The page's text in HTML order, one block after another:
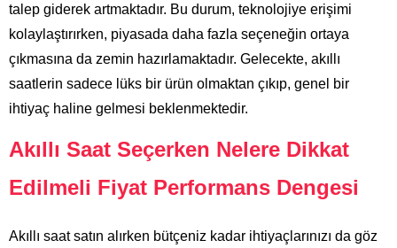
talep giderek artmaktadır. Bu durum, teknolojiye erişimi
kolaylaştırırken, piyasada daha fazla seçeneğin ortaya
çıkmasına da zemin hazırlamaktadır. Gelecekte, akıllı
saatlerin sadece lüks bir ürün olmaktan çıkıp, genel bir
ihtiyaç haline gelmesi beklenmektedir.
Akıllı Saat Seçerken Nelere Dikkat
Edilmeli Fiyat Performans Dengesi
Akıllı saat satın alırken bütçeniz kadar ihtiyaçlarınızı da göz